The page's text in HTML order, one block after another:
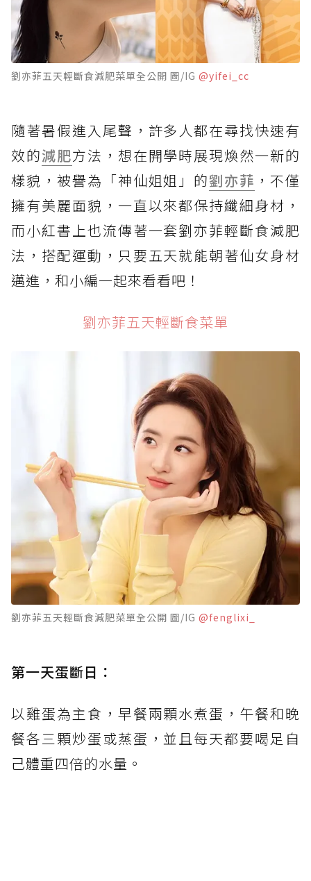
劉亦菲五天輕斷食減肥菜單全公開 圖/IG @yifei_cc
隨著暑假進入尾聲，許多人都在尋找快速有
效的減肥方法，想在開學時展現煥然一新的
樣貌，被譽為「神仙姐姐」的劉亦菲 ，不僅
擁有美麗面貌，一直以來都保持纖細身材，
而小紅書上也流傳著一套劉亦菲輕斷食減肥
法，搭配運動，只要五天就能朝著仙女身材
邁進，和小編一起來看看吧！
劉亦菲五天輕斷食菜單
劉亦菲五天輕斷食減肥菜單全公開 圖/IG @fenglixi_
第一天蛋斷日：
以雞蛋為主食，早餐兩顆水煮蛋，午餐和晚
餐各三顆炒蛋或蒸蛋，並且每天都要喝足自
己體重四倍的水量。